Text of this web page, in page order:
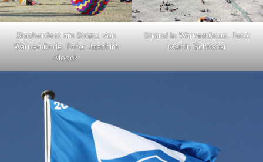
Drachenfest am Strand von
Warnemünde. Foto: Joachim
Kloock
Strand in Warnemünde. Foto:
Martin Schuster